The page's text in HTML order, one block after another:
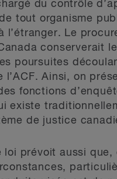
du contrôle
tout organisme
l’étranger. Le
conserverait
poursuites
l’ACF. Ainsi, on
fonctions
existe
de justice
loi prévoit aussi que,